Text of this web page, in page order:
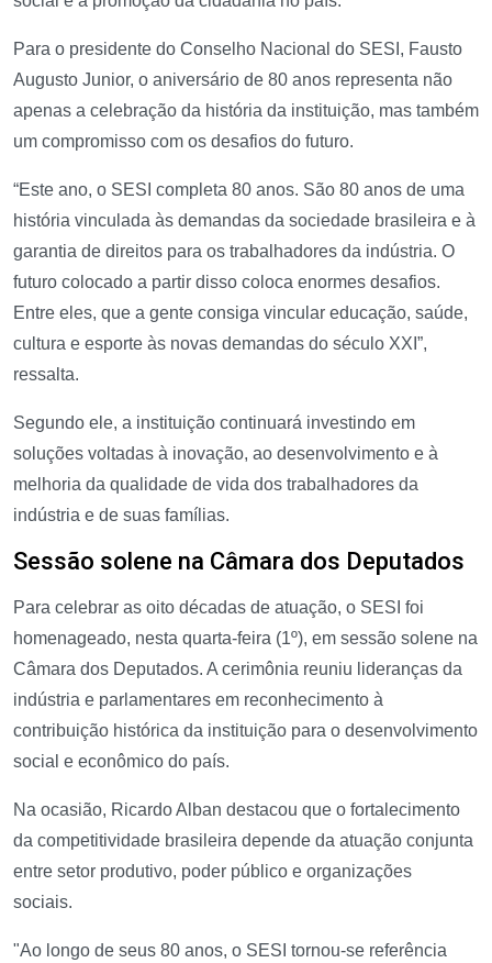
Para o presidente do Conselho Nacional do SESI, Fausto
Augusto Junior, o aniversário de 80 anos representa não
apenas a celebração da história da instituição, mas também
um compromisso com os desafios do futuro.
“Este ano, o SESI completa 80 anos. São 80 anos de uma
história vinculada às demandas da sociedade brasileira e à
garantia de direitos para os trabalhadores da indústria. O
futuro colocado a partir disso coloca enormes desafios.
Entre eles, que a gente consiga vincular educação, saúde,
cultura e esporte às novas demandas do século XXI”,
ressalta.
Segundo ele, a instituição continuará investindo em
soluções voltadas à inovação, ao desenvolvimento e à
melhoria da qualidade de vida dos trabalhadores da
indústria e de suas famílias.
Sessão solene na Câmara dos Deputados
Para celebrar as oito décadas de atuação, o SESI foi
homenageado, nesta quarta-feira (1º), em sessão solene na
Câmara dos Deputados. A cerimônia reuniu lideranças da
indústria e parlamentares em reconhecimento à
contribuição histórica da instituição para o desenvolvimento
social e econômico do país.
Na ocasião, Ricardo Alban destacou que o fortalecimento
da competitividade brasileira depende da atuação conjunta
entre setor produtivo, poder público e organizações
sociais.
"Ao longo de seus 80 anos, o SESI tornou-se referência